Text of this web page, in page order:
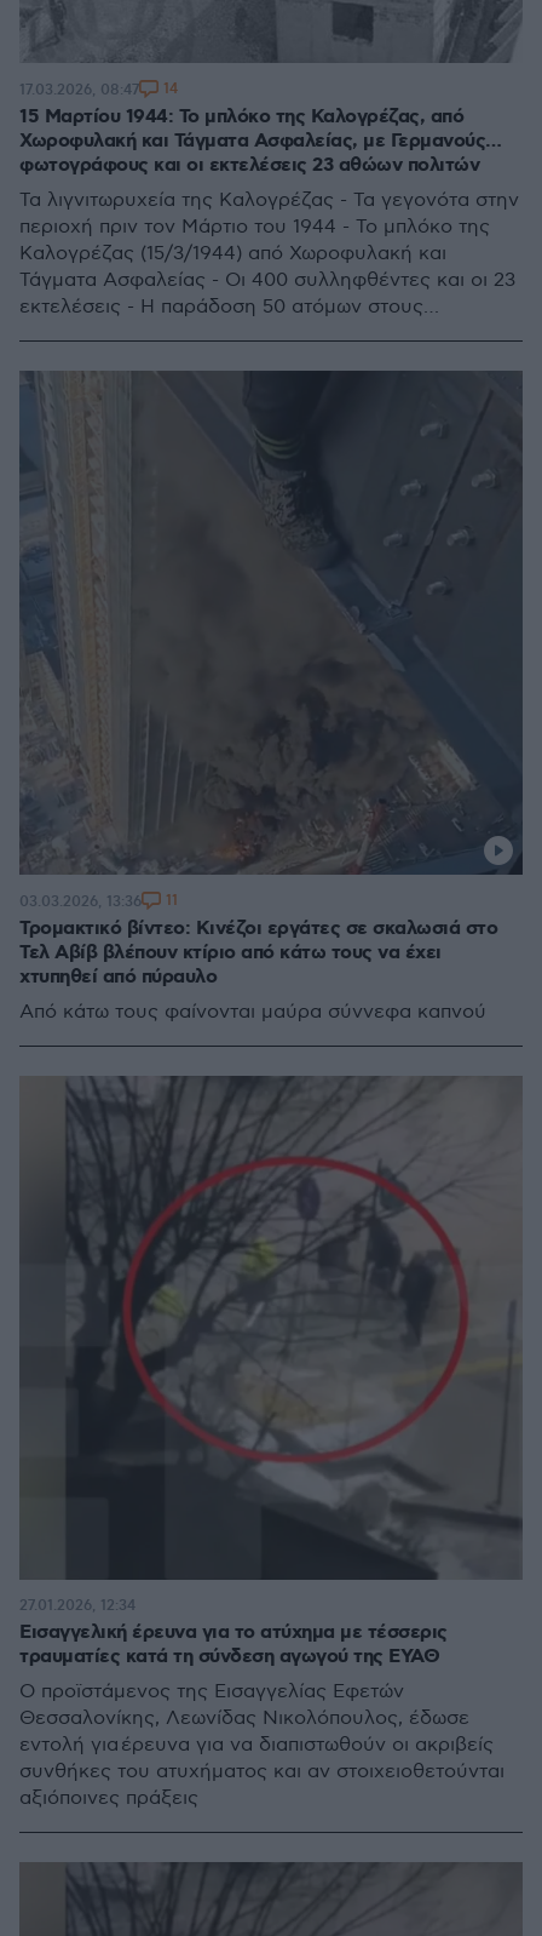
15 Μαρτίου 1944: Το μπλόκο της Καλογρέζας, από
Χωροφυλακή και Τάγματα Ασφαλείας, με Γερμανούς…
φωτογράφους και οι εκτελέσεις 23 αθώων πολιτών
Τα λιγνιτωρυχεία της Καλογρέζας - Τα γεγονότα στην
περιοχή πριν τον Μάρτιο του 1944 - Το μπλόκο της
Καλογρέζας (15/3/1944) από Χωροφυλακή και
Τάγματα Ασφαλείας - Οι 400 συλληφθέντες και οι 23
εκτελέσεις - Η παράδοση 50 ατόμων στους
17.03.2026, 08:47 14
Τρομακτικό βίντεο: Κινέζοι εργάτες σε σκαλωσιά στο
Τελ Αβίβ βλέπουν κτίριο από κάτω τους να έχει
χτυπηθεί από πύραυλο
Από κάτω τους φαίνονται μαύρα σύννεφα καπνού
03.03.2026, 13:36 11
Εισαγγελική έρευνα για το ατύχημα με τέσσερις
τραυματίες κατά τη σύνδεση αγωγού της ΕΥΑΘ
Ο προϊστάμενος της Εισαγγελίας Εφετών
Θεσσαλονίκης, Λεωνίδας Νικολόπουλος, έδωσε
εντολή για έρευνα για να διαπιστωθούν οι ακριβείς
συνθήκες του ατυχήματος και αν στοιχειοθετούνται
αξιόποινες πράξεις
27.01.2026, 12:34